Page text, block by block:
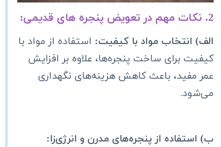
2. نکات مهم در تعویض پنجره های قدیمی:
الف) انتخاب مواد با کیفیت: استفاده از مواد با
کیفیت برای ساخت پنجره‌ها، علاوه بر افزایش
عمر مفید، باعث کاهش هزینه‌های نگهداری
می‌شود.
ب) استفاده از پنجره‌های مدرن و انرژی‌زا: